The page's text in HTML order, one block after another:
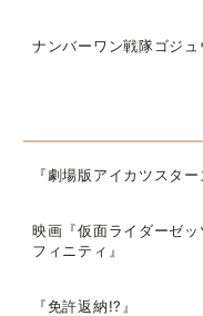
ナンバーワン戦隊ゴジ
『劇場版アイカツス
映画『仮面ライダーゼ
フィニティ』
『免許返納!?』